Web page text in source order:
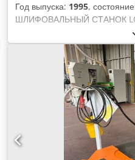
Год выпуска: 1995,
ШЛИФОВАЛЬНЫЙ СТАНОК
ORIENTALMATIC W/
-максимальная рабочая